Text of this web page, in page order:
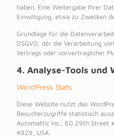
haben. Eine Weitergabe Ihrer
Einwilligung, etwa zu Zwecken
Grundlage für die
DSGVO, der die Verarbeitung
Vertrags oder vorvertraglicher
4. Analyse-Tools und
WordPress Stats
Diese Website nutzt das
Besucherzugriffe statistisch
Automattic Inc., 60 29th Street
4929, USA.